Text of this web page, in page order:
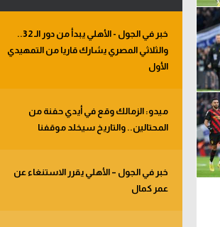
خبر في الجول - الأهلي يبدأ من دور الـ 32..
والثلاثي المصري يشارك قاريا من التمهيدي
الأول
ميدو: الزمالك وقع في أيدي حفنة من
المحتالين.. والتاريخ سيخلد موقفنا
خبر في الجول – الأهلي يقرر الاستنغاء عن
عمر كمال